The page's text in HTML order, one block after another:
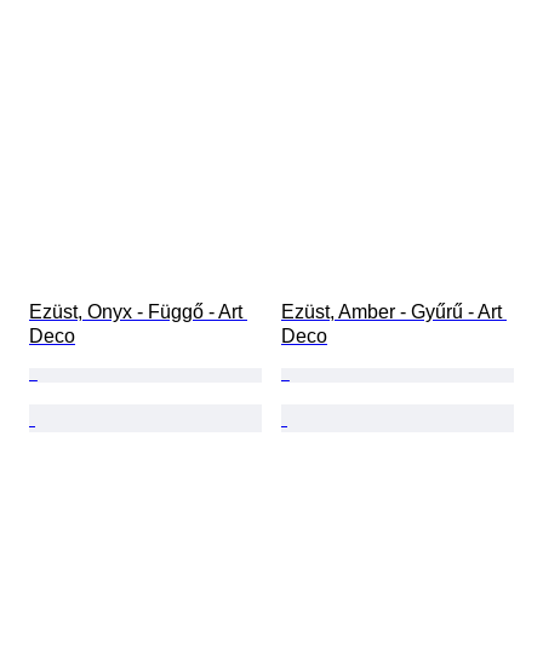
Ezüst, Onyx - Függő - Art
Deco
Ezüst, Amber - Gyűrű - Art
Deco